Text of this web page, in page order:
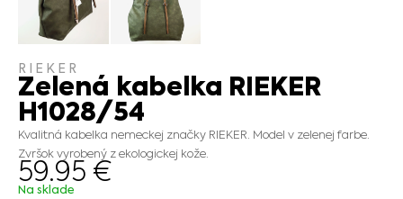
RIEKER
Zelená kabelka RIEKER
H1028/54
Kvalitná kabelka nemeckej značky RIEKER. Model v zelenej farbe.
Zvršok vyrobený z ekologickej kože.
59.95 €
Na sklade